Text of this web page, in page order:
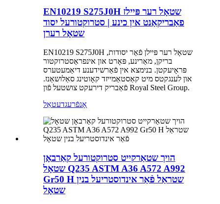
EN10219 S275J0H שטאָל רער פּיילז
פאַבריקאַנט אין כינע | סטרוקטורעל יסוד
שטאָל רערן
EN10219 S275J0H שטאָל רער פּיילן פֿאַר יסודות,
בריקן, מאַרינע, פּאָרט און אינפראַסטרוקטור
פּראָיעקטן. בנימצא אין פֿאַרשידענע דיאַמעטערס
און לענגקטס מיט קאַסטאַמייזד קאָוטינג סאַלושאַנז.
פֿאַבריק דירעקט צושטעל פֿון Royal Steel Group.
אָנפֿרעגדעטאַל
הויך שטאַרקייט סטרוקטורעל קאַרבאָן
שטאָל Q235 ASTM A36 A572 A992
Gr50 H שטראַל פֿאַר אינדוסטריעל בנין
שטאָל